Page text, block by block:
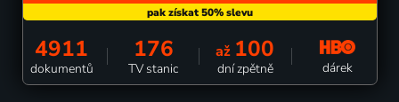
4911
dokumentů
176
TV stanic
až 100
dní zpětně dárek